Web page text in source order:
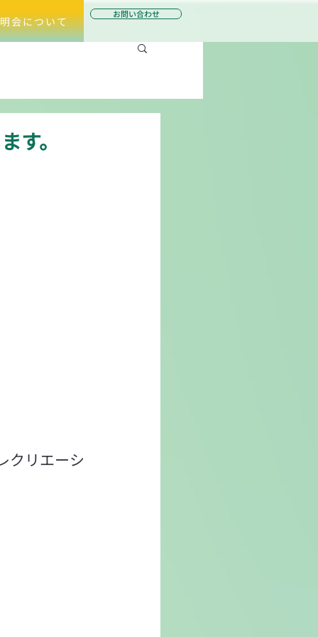
会について
お問い合わせ
す。
クリエーシ